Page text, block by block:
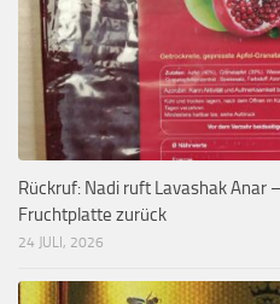
Rückruf: Nadi ruft Lavashak Anar
Fruchtplatte zurück
24 JULI, 2026